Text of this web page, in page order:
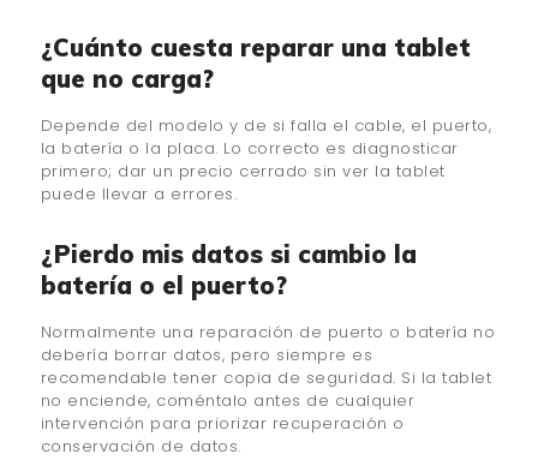
¿Cuánto cuesta reparar una tablet
que no carga?
Depende del modelo y de si falla el cable, el puerto,
la batería o la placa. Lo correcto es diagnosticar
primero; dar un precio cerrado sin ver la tablet
puede llevar a errores.
¿Pierdo mis datos si cambio la
batería o el puerto?
Normalmente una reparación de puerto o batería no
debería borrar datos, pero siempre es
recomendable tener copia de seguridad. Si la tablet
no enciende, coméntalo antes de cualquier
intervención para priorizar recuperación o
conservación de datos.